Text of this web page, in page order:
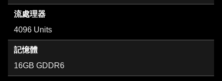
流處理器
4096 Units
記憶體
16GB GDDR6